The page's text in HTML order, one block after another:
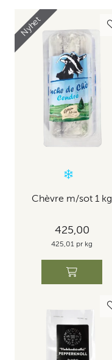
Nyhet
Chèvre m/sot 1 kg
425,00
425,01 pr kg